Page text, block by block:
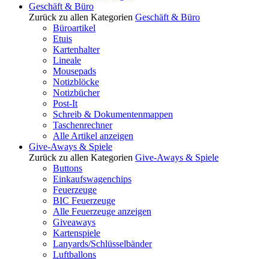
Geschäft & Büro
Zurück zu allen Kategorien Geschäft & Büro
Büroartikel
Etuis
Kartenhalter
Lineale
Mousepads
Notizblöcke
Notizbücher
Post-It
Schreib & Dokumentenmappen
Taschenrechner
Alle Artikel anzeigen
Give-Aways & Spiele
Zurück zu allen Kategorien Give-Aways & Spiele
Buttons
Einkaufswagenchips
Feuerzeuge
BIC Feuerzeuge
Alle Feuerzeuge anzeigen
Giveaways
Kartenspiele
Lanyards/Schlüsselbänder
Luftballons